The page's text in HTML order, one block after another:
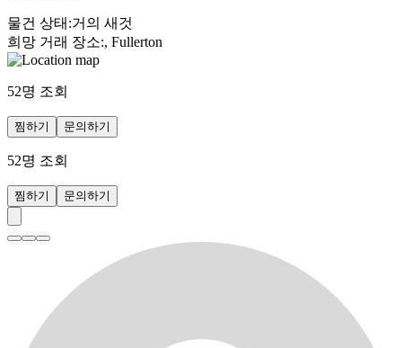
물건 상태 :거의 새것
희망 거래 장소:, Fullerton
52명 조회
찜하기 문의하기
52명 조회
찜하기 문의하기